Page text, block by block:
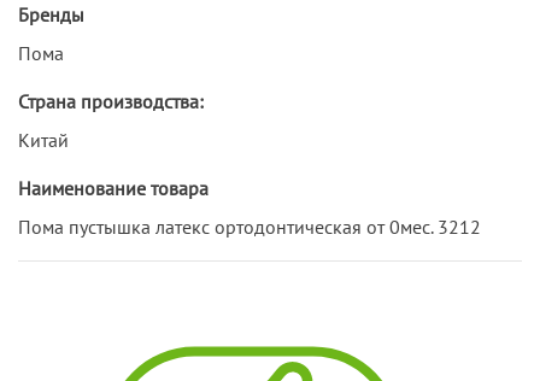
Бренды
Пома
Страна производства:
Китай
Наименование товара
Пома пустышка латекс ортодонтическая от 0мес. 3212